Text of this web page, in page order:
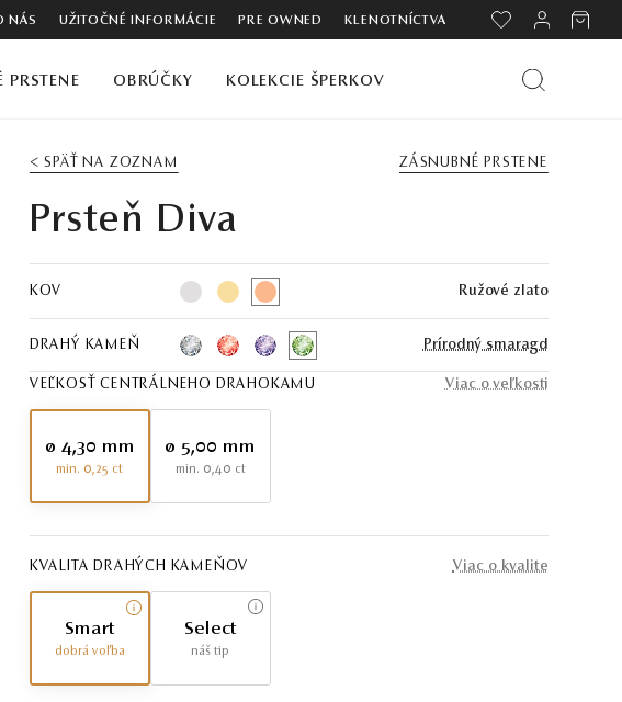
NÁS UŽITOČNÉ INFORMÁCIE PRE OWNED KLENOTNÍCTVA
PRSTENE OBRÚČKY KOLEKCIE ŠPERKOV
< SPÄŤ NA ZOZNAM ZÁSNUBNÉ PRSTENE
Prsteň Diva
KOV Ružové zlato
DRAHÝ KAMEŇ Prírodný smaragd
VEĽKOSŤ CENTRÁLNEHO DRAHOKAMU Viac o veľkosti
ø 4,30 mm
min. 0,25 ct
ø 5,00 mm
min. 0,40 ct
KVALITA DRAHÝCH KAMEŇOV Viac o kvalite
Smart
dobrá voľba
Select
náš tip